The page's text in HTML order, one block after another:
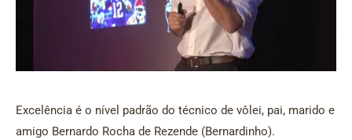
Excelência é o nível padrão do técnico de vôlei, pai, marido e
amigo Bernardo Rocha de Rezende (Bernardinho).